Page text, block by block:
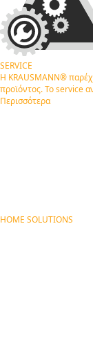
SERVICE
Η KRAUSMANN®
προϊόντος. Το service
Περισσότερα
HOME SOLUTIONS